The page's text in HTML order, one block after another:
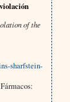
of the
sharfstein-